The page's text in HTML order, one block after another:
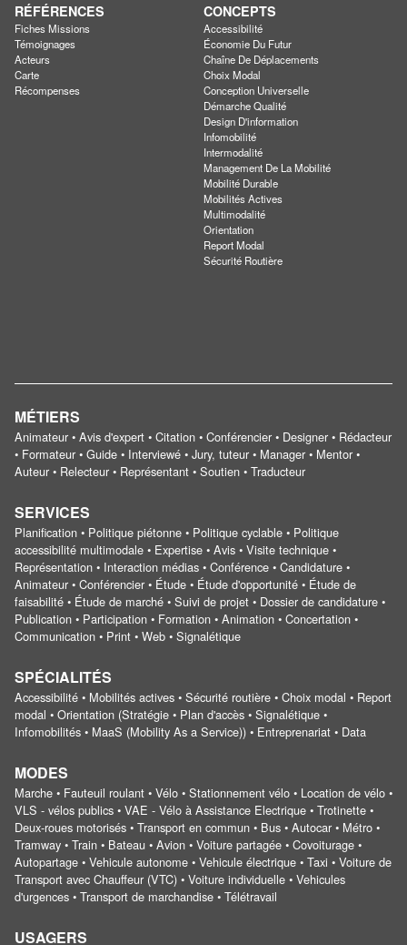
RÉFÉRENCES
Fiches Missions
Témoignages
Acteurs
Carte
Récompenses
CONCEPTS
Accessibilité
Économie Du Futur
Chaîne De Déplacements
Choix Modal
Conception Universelle
Démarche Qualité
Design D'information
Infomobilité
Intermodalité
Management De La Mobilité
Mobilité Durable
Mobilités Actives
Multimodalité
Orientation
Report Modal
Sécurité Routière
MÉTIERS
Animateur • Avis d'expert • Citation • Conférencier • Designer • Rédacteur
• Formateur • Guide • Interviewé • Jury, tuteur • Manager • Mentor •
Auteur • Relecteur • Représentant • Soutien • Traducteur
SERVICES
Planification • Politique piétonne • Politique cyclable • Politique
accessibilité multimodale • Expertise • Avis • Visite technique •
Représentation • Interaction médias • Conférence • Candidature •
Animateur • Conférencier • Étude • Étude d'opportunité • Étude de
faisabilité • Étude de marché • Suivi de projet • Dossier de candidature •
Publication • Participation • Formation • Animation • Concertation •
Communication • Print • Web • Signalétique
SPÉCIALITÉS
Accessibilité • Mobilités actives • Sécurité routière • Choix modal • Report
modal • Orientation (Stratégie • Plan d'accès • Signalétique •
Infomobilités • MaaS (Mobility As a Service)) • Entreprenariat • Data
MODES
Marche • Fauteuil roulant • Vélo • Stationnement vélo • Location de vélo •
VLS - vélos publics • VAE - Vélo à Assistance Electrique • Trotinette •
Deux-roues motorisés • Transport en commun • Bus • Autocar • Métro •
Tramway • Train • Bateau • Avion • Voiture partagée • Covoiturage •
Autopartage • Vehicule autonome • Vehicule électrique • Taxi • Voiture de
Transport avec Chauffeur (VTC) • Voiture individuelle • Vehicules
d'urgences • Transport de marchandise • Télétravail
USAGERS